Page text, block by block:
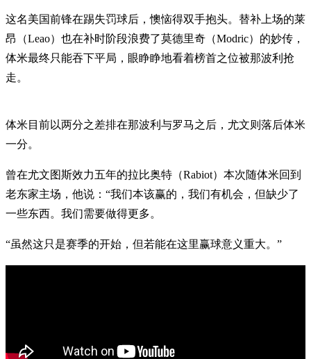
这名美国前锋在踢失罚球后，懊恼得双手抱头。替补上场的莱
昂（Leao）也在补时阶段浪费了莫德里奇（Modric）的妙传，
体米最终只能吞下平局，眼睁睁地看着榜首之位被那波利抢
走。
体米目前以两分之差排在那波利与罗马之后，尤文则落后体米
一分。
曾在尤文图斯效力五年的拉比奥特（Rabiot）本次随体米回到
老东家主场，他说：“我们本该赢的，我们有机会，但缺少了
一些东西。我们需要做得更多。
“虽然这只是赛季的开始，但若能在这里赢球意义重大。”